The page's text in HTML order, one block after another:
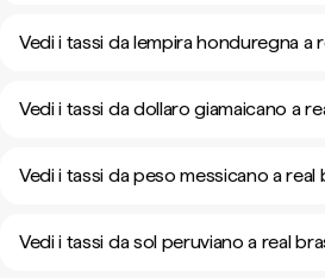
Vedi i tassi da lempira honduregna a
Vedi i tassi da dollaro giamaicano a
Vedi i tassi da peso messicano a real
Vedi i tassi da sol peruviano a real